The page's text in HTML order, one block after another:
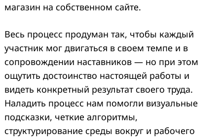
магазин на собственном сайте.
Весь процесс продуман так, чтобы каждый
участник мог двигаться в своем темпе и в
сопровождении наставников — но при этом
ощутить достоинство настоящей работы и
видеть конкретный результат своего труда.
Наладить процесс нам помогли визуальные
подсказки, четкие алгоритмы,
структурирование среды вокруг и рабочего